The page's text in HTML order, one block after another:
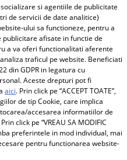
României. A fost lovită
unui F-16 al Forţelor
si agentiile de publicitate
de servicii de date analitice)
ului sa functioneze, pentru a
afisate in functie de
a va oferi functionalitati aferente
traficul pe website. Beneficiati
din GDPR in legatura cu
Aceste drepturi pot fi
aici. Prin click pe “ACCEPT TOATE”,
de tip Cookie, care implica
accesarea informatiilor de
click pe “VREAU SA MODIFIC
preferintele in mod individual, mai
pentru functionarea website-